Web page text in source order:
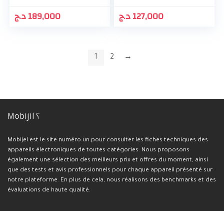
189,000د.ج 127,000د.ج
1 2 →
Mobijil ؟
Mobijel est le site numéro un pour consulter les fiches techniques des
appareils électroniques de toutes catégories. Nous proposons
également une sélection des meilleurs prix et offres du moment, ainsi
que des tests et avis professionnels pour chaque appareil présenté sur
notre plateforme. En plus de cela, nous réalisons des benchmarks et des
évaluations de haute qualité.